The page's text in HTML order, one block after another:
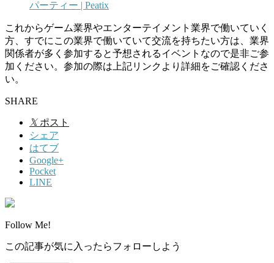
パーティー | Peatix
これからゲーム業界やエンターテイメント業界で働いていく
方、すでにこの業界で働いていて交流を持ちたい方は、業界
関係者が多く参加すると予想されるイベントなので是非ご参
加ください。参加の際は上記リンクより詳細をご確認くださ
い。
SHARE
𝕏 ポスト
シェア
はてブ
Google+
Pocket
LINE
Follow Me!
この記事が気に入ったらフォローしよう